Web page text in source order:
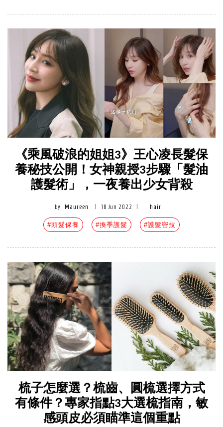
《乘風破浪的姐姐3》王心凌長髮保
養秘技公開！女神親授3步驟「髮油
護髮術」，一夜養出少女背殺
by Maureen 18 Jun 2022 hair
#頭髮保養 #換季護髮 #護髮密技
梳子怎麼選？梳齒、圓梳選擇方式
有條件？專家指點3大選梳指南，敏
感頭皮必須瞄準這個重點